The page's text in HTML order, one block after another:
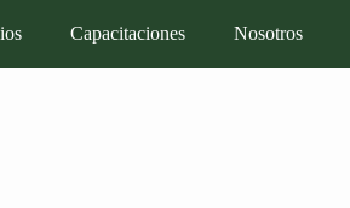
Capacitaciones Nosotros